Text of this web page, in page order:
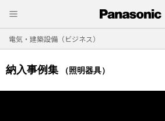
電気・建築設備（ビジネス）
納入事例集 （照明器具）